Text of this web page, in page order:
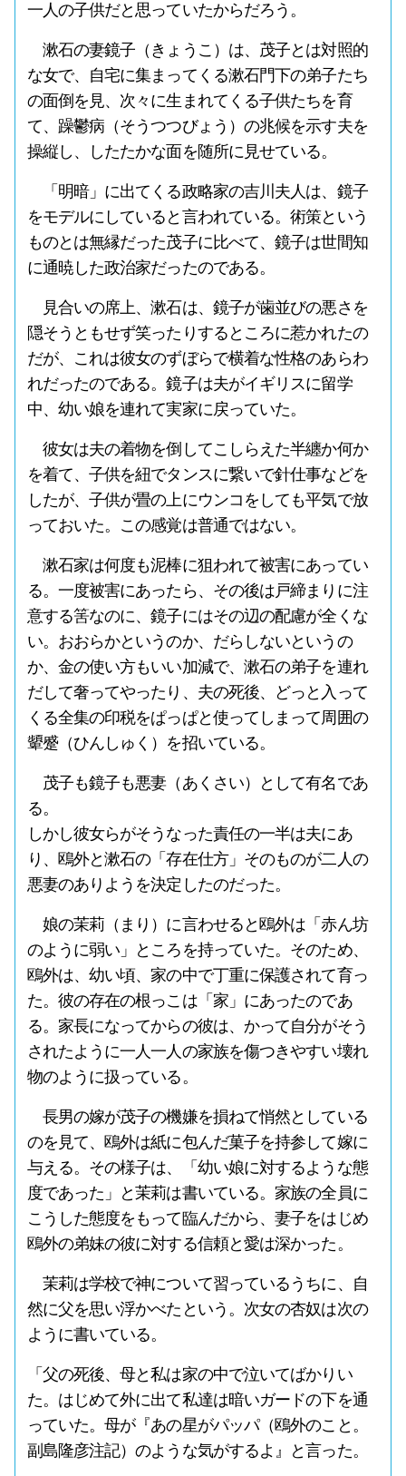
一人の子供だと思っていたからだろう。
漱石の妻鏡子（きょうこ）は、茂子とは対照的
な女で、自宅に集まってくる漱石門下の弟子たち
の面倒を見、次々に生まれてくる子供たちを育
て、躁鬱病（そうつつびょう）の兆候を示す夫を
操縦し、したたかな面を随所に見せている。
「明暗」に出てくる政略家の吉川夫人は、鏡子
をモデルにしていると言われている。術策という
ものとは無縁だった茂子に比べて、鏡子は世間知
に通暁した政治家だったのである。
見合いの席上、漱石は、鏡子が歯並びの悪さを
隠そうともせず笑ったりするところに惹かれたの
だが、これは彼女のずぼらで横着な性格のあらわ
れだったのである。鏡子は夫がイギリスに留学
中、幼い娘を連れて実家に戻っていた。
彼女は夫の着物を倒してこしらえた半纏か何か
を着て、子供を紐でタンスに繋いで針仕事などを
したが、子供が畳の上にウンコをしても平気で放
っておいた。この感覚は普通ではない。
漱石家は何度も泥棒に狙われて被害にあってい
る。一度被害にあったら、その後は戸締まりに注
意する筈なのに、鏡子にはその辺の配慮が全くな
い。おおらかというのか、だらしないというの
か、金の使い方もいい加減で、漱石の弟子を連れ
だして奢ってやったり、夫の死後、どっと入って
くる全集の印税をぱっぱと使ってしまって周囲の
顰蹙（ひんしゅく）を招いている。
茂子も鏡子も悪妻（あくさい）として有名であ
る。
しかし彼女らがそうなった責任の一半は夫にあ
り、鴎外と漱石の「存在仕方」そのものが二人の
悪妻のありようを決定したのだった。
娘の茉莉（まり）に言わせると鴎外は「赤ん坊
のように弱い」ところを持っていた。そのため、
鴎外は、幼い頃、家の中で丁重に保護されて育っ
た。彼の存在の根っこは「家」にあったのであ
る。家長になってからの彼は、かって自分がそう
されたように一人一人の家族を傷つきやすい壊れ
物のように扱っている。
長男の嫁が茂子の機嫌を損ねて悄然としている
のを見て、鴎外は紙に包んだ菓子を持参して嫁に
与える。その様子は、「幼い娘に対するような態
度であった」と茉莉は書いている。家族の全員に
こうした態度をもって臨んだから、妻子をはじめ
鴎外の弟妹の彼に対する信頼と愛は深かった。
茉莉は学校で神について習っているうちに、自
然に父を思い浮かべたという。次女の杏奴は次の
ように書いている。
「父の死後、母と私は家の中で泣いてばかりい
た。はじめて外に出て私達は暗いガードの下を通
っていた。母が『あの星がパッパ（鴎外のこと。
副島隆彦注記）のような気がするよ』と言った。